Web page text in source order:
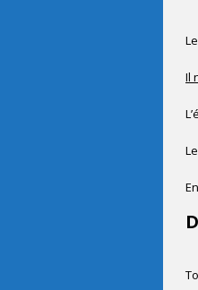
Il